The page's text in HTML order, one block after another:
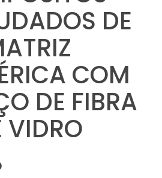
DE
COM
DE FIBRA
VIDRO